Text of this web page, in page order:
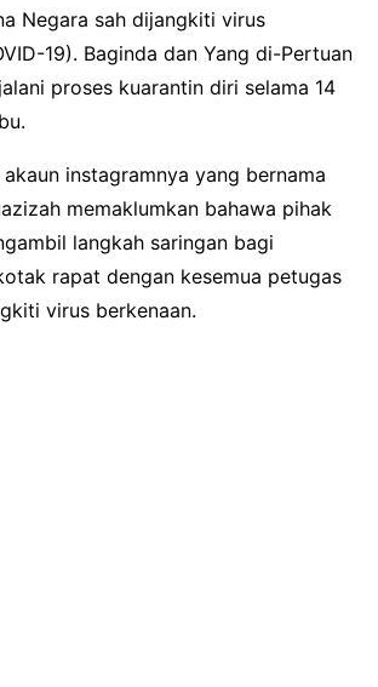
Negara sah dijangkiti virus
19). Baginda dan Yang di-Pertuan
proses kuarantin diri selama 14
instagramnya yang bernama
memaklumkan bahawa pihak
langkah saringan bagi
rapat dengan kesemua petugas
virus berkenaan.